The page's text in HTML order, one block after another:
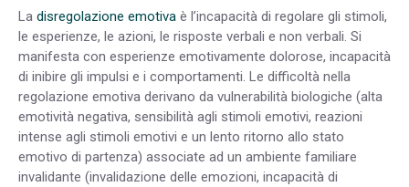
La disregolazione emotiva è l’incapacità di regolare gli stimoli,
le esperienze, le azioni, le risposte verbali e non verbali. Si
manifesta con esperienze emotivamente dolorose, incapacità
di inibire gli impulsi e i comportamenti. Le difficoltà nella
regolazione emotiva derivano da vulnerabilità biologiche (alta
emotività negativa, sensibilità agli stimoli emotivi, reazioni
intense agli stimoli emotivi e un lento ritorno allo stato
emotivo di partenza) associate ad un ambiente familiare
invalidante (invalidazione delle emozioni, incapacità di